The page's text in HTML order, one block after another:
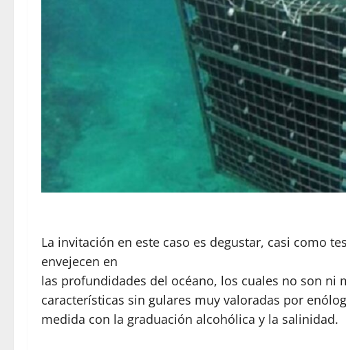
La invitación en este caso es degustar, casi como
envejecen en
las profundidades del océano, los cuales no son ni
características sin gulares muy valoradas por
medida con la graduación alcohólica y la salinidad.